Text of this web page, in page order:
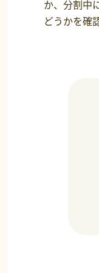
か、分割中
どうかを確